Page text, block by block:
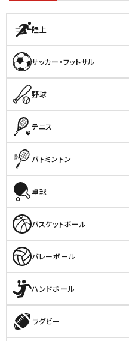
陸上
サッカー・フットサル
野球
テニス
バトミントン
卓球
バスケットボール
バレーボール
ハンドボール
ラグビー